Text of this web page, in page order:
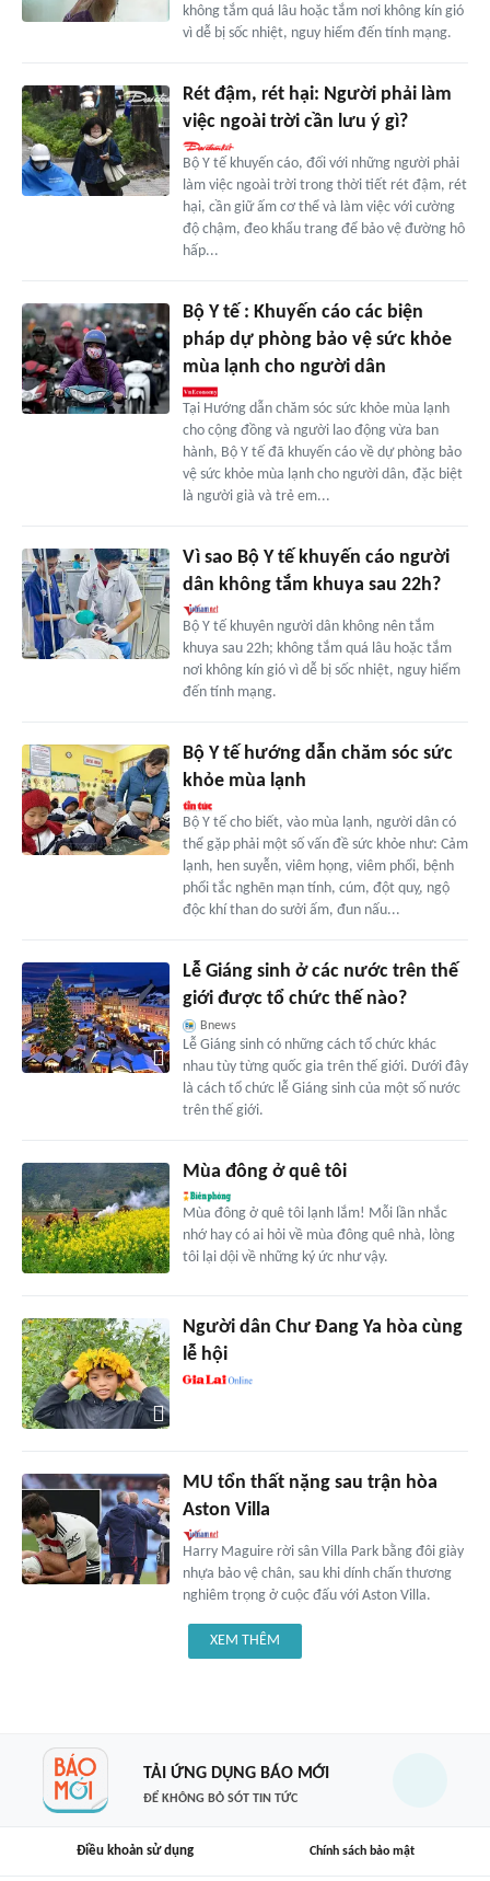
không tắm quá lâu hoặc tắm nơi không kín gió
vì dễ bị sốc nhiệt, nguy hiểm đến tính mạng.
Rét đậm, rét hại: Người phải làm
việc ngoài trời cần lưu ý gì?
Bộ Y tế khuyến cáo, đối với những người phải
làm việc ngoài trời trong thời tiết rét đậm, rét
hại, cần giữ ấm cơ thể và làm việc với cường
độ chậm, đeo khẩu trang để bảo vệ đường hô
hấp...
Bộ Y tế : Khuyến cáo các biện
pháp dự phòng bảo vệ sức khỏe
mùa lạnh cho người dân
Tại Hướng dẫn chăm sóc sức khỏe mùa lạnh
cho cộng đồng và người lao động vừa ban
hành, Bộ Y tế đã khuyến cáo về dự phòng bảo
vệ sức khỏe mùa lạnh cho người dân, đặc biệt
là người già và trẻ em...
Vì sao Bộ Y tế khuyến cáo người
dân không tắm khuya sau 22h?
Bộ Y tế khuyên người dân không nên tắm
khuya sau 22h; không tắm quá lâu hoặc tắm
nơi không kín gió vì dễ bị sốc nhiệt, nguy hiểm
đến tính mạng.
Bộ Y tế hướng dẫn chăm sóc sức
khỏe mùa lạnh
Bộ Y tế cho biết, vào mùa lạnh, người dân có
thể gặp phải một số vấn đề sức khỏe như: Cảm
lạnh, hen suyễn, viêm họng, viêm phổi, bệnh
phổi tắc nghẽn mạn tính, cúm, đột quỵ, ngộ
độc khí than do sưởi ấm, đun nấu...
Lễ Giáng sinh ở các nước trên thế
giới được tổ chức thế nào?
Bnews
Lễ Giáng sinh có những cách tổ chức khác
nhau tùy từng quốc gia trên thế giới. Dưới đây
là cách tổ chức lễ Giáng sinh của một số nước
trên thế giới.
Mùa đông ở quê tôi
Mùa đông ở quê tôi lạnh lắm! Mỗi lần nhắc
nhớ hay có ai hỏi về mùa đông quê nhà, lòng
tôi lại dội về những ký ức như vậy.
Người dân Chư Đang Ya hòa cùng
lễ hội
MU tổn thất nặng sau trận hòa
Aston Villa
Harry Maguire rời sân Villa Park bằng đôi giày
nhựa bảo vệ chân, sau khi dính chấn thương
nghiêm trọng ở cuộc đấu với Aston Villa.
XEM THÊM
TẢI ỨNG DỤNG BÁO MỚI
ĐỂ KHÔNG BỎ SÓT TIN TỨC
Điều khoản sử dụng Chính sách bảo mật